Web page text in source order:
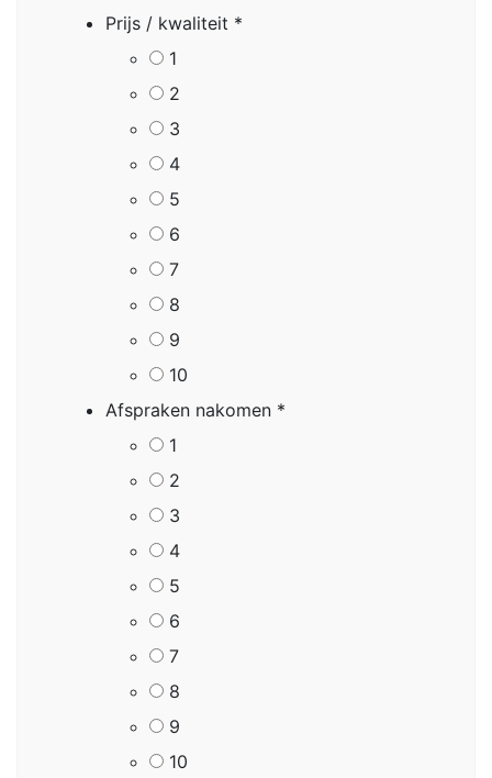
Prijs / kwaliteit *
1
2
3
4
5
6
7
8
9
10
Afspraken nakomen *
1
2
3
4
5
6
7
8
9
10